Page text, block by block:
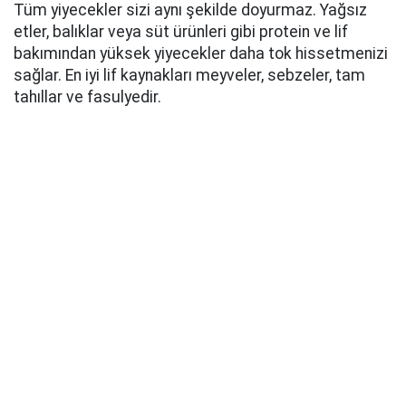
Tüm yiyecekler sizi aynı şekilde doyurmaz. Yağsız
etler, balıklar veya süt ürünleri gibi protein ve lif
bakımından yüksek yiyecekler daha tok hissetmenizi
sağlar. En iyi lif kaynakları meyveler, sebzeler, tam
tahıllar ve fasulyedir.